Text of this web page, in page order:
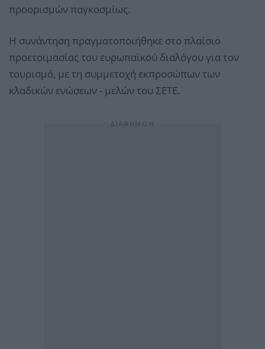
προορισμών παγκοσμίως.
Η συνάντηση πραγματοποιήθηκε στο πλαίσιο
προετοιμασίας του ευρωπαϊκού διαλόγου για τον
τουρισμό, με τη συμμετοχή εκπροσώπων των
κλαδικών ενώσεων - μελών του ΣΕΤΕ.